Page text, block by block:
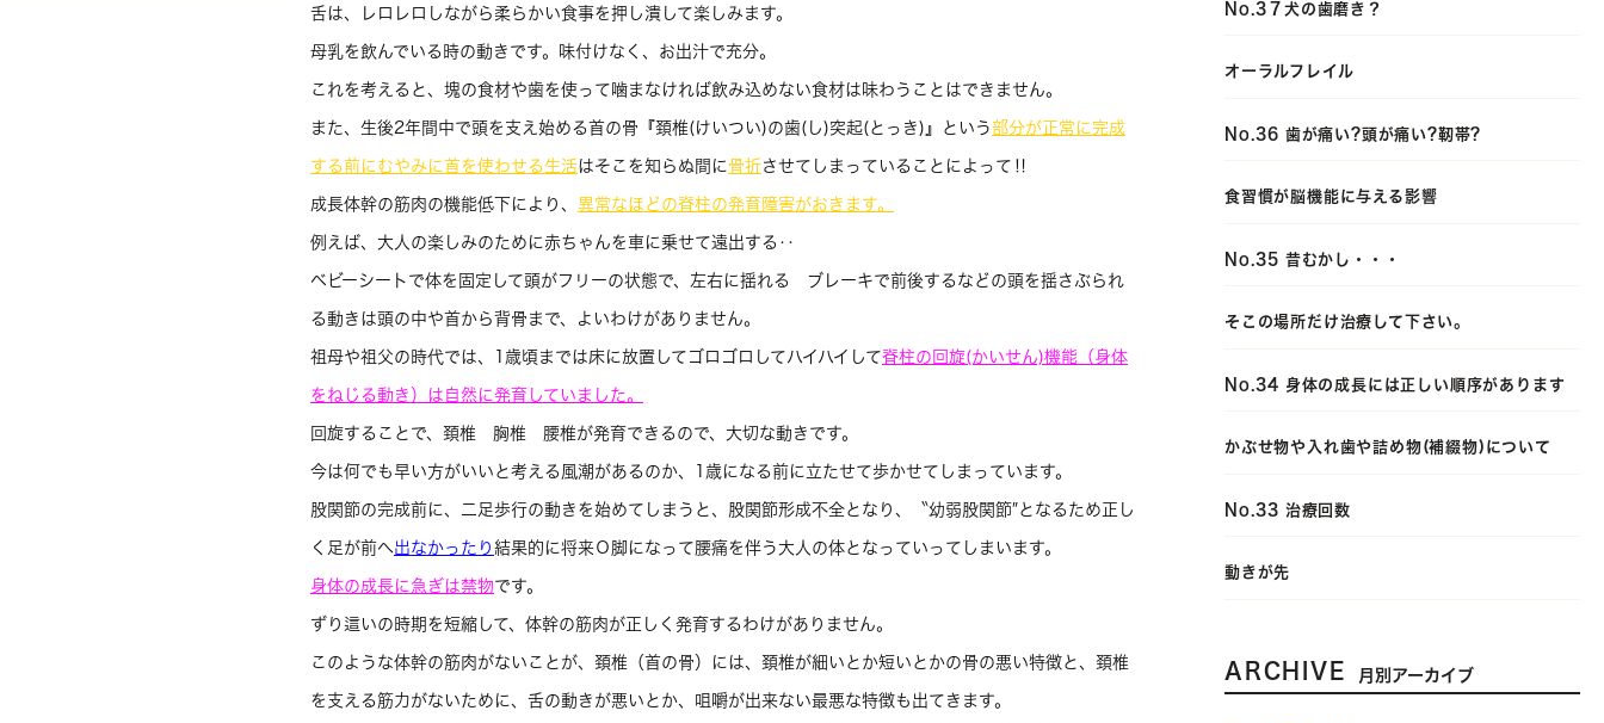
舌は、レロレロしながら柔らかい食事を押し潰して楽しみます。
母乳を飲んでいる時の動きです。味付けなく、お出汁で充分。
これを考えると、塊の食材や歯を使って噛まなければ飲み込めない食材は味わうことはできません。
また、生後2年間中で頭を支え始める首の骨『頚椎(けいつい)の歯(し)突起(とっき)』という部分が正常に完成
する前にむやみに首を使わせる生活はそこを知らぬ間に骨折させてしまっていることによって‼
成長体幹の筋肉の機能低下により、 異常なほどの脊柱の発育障害がおきます。
例えば、大人の楽しみのために赤ちゃんを車に乗せて遠出する‥
ベビーシートで体を固定して頭がフリーの状態で、左右に揺れる ブレーキで前後するなどの頭を揺さぶられ
る動きは頭の中や首から背骨まで、よいわけがありません。
祖母や祖父の時代では、1歳頃までは床に放置してゴロゴロしてハイハイして脊柱の回旋(かいせん)機能 （身体
をねじる動き）は自然に発育していました。
回旋することで、頚椎 胸椎 腰椎が発育できるので、大切な動きです。
今は何でも早い方がいいと考える風潮があるのか、1歳になる前に立たせて歩かせてしまっています。
股関節の完成前に、二足歩行の動きを始めてしまうと、股関節形成不全となり、〝幼弱股関節″となるため正し
く足が前へ出なかったり 結果的に将来О脚になって腰痛を伴う大人の体となっていってしまいます。
身体の成長に急ぎは禁物です。
ずり這いの時期を短縮して、体幹の筋肉が正しく発育するわけがありません。
このような体幹の筋肉がないことが、頚椎（首の骨）には、頚椎が細いとか短いとかの骨の悪い特徴と、頚椎
を支える筋力がないために、舌の動きが悪いとか、咀嚼が出来ない最悪な特徴も出てきます。
No.3７犬の歯磨き？
オーラルフレイル
No.36 歯が痛い?頭が痛い?靭帯?
食習慣が脳機能に与える影響
No.35 昔むかし・・・
そこの場所だけ治療して下さい。
No.34 身体の成長には正しい順序があります
かぶせ物や入れ歯や詰め物(補綴物)について
No.33 治療回数
動きが先
ARCHIVE 月別アーカイブ